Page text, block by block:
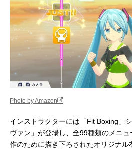
Photo by Amazon
インストラクターには「Fit Boxing」
ヴァン」が登場し、全99種類のメニ
作のために描き下ろされたオリジナ